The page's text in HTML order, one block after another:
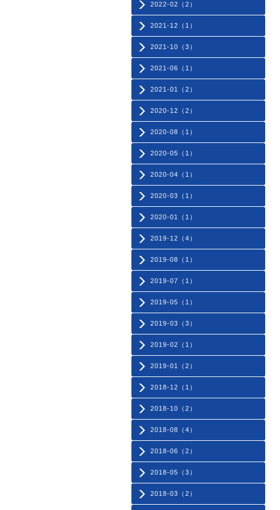
2022-02（2）
2021-12（1）
2021-10（3）
2021-06（1）
2021-01（2）
2020-12（2）
2020-08（1）
2020-05（1）
2020-04（1）
2020-03（1）
2020-01（1）
2019-12（4）
2019-08（1）
2019-07（1）
2019-05（1）
2019-03（3）
2019-02（1）
2019-01（2）
2018-12（1）
2018-10（2）
2018-08（4）
2018-06（2）
2018-05（3）
2018-03（2）